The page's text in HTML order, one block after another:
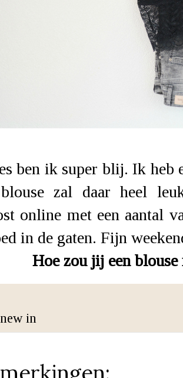
ben ik super blij. Ik heb
zal daar heel
online met een aantal
in de gaten. Fijn
Hoe zou jij een
new in